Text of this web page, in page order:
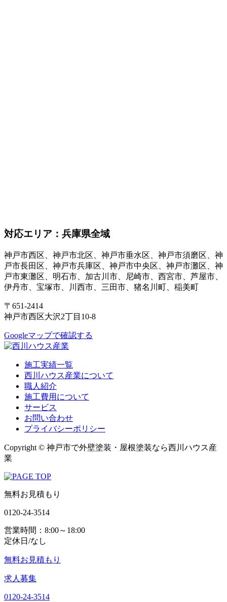
対応エリア：兵庫県全域
神戸市西区、神戸市北区、神戸市垂水区、神戸市須磨区、神
戸市長田区、神戸市兵庫区、神戸市中央区、神戸市灘区、神
戸市東灘区、明石市、加古川市、尼崎市、西宮市、芦屋市、
伊丹市、宝塚市、川西市、三田市、猪名川町、稲美町
〒651-2414
神戸市西区大沢2丁目10-8
Googleマップで確認する
施工実績一覧
西川ハウス産業について
職人紹介
施工費用について
サービス
お問い合わせ
プライバシーポリシー
Copyright © 神戸市で外壁塗装・屋根塗装なら西川ハウス産
業
無料お見積もり
0120-24-3514
営業時間：8:00～18:00
定休日/なし
無料お見積もり
求人募集
0120-24-3514